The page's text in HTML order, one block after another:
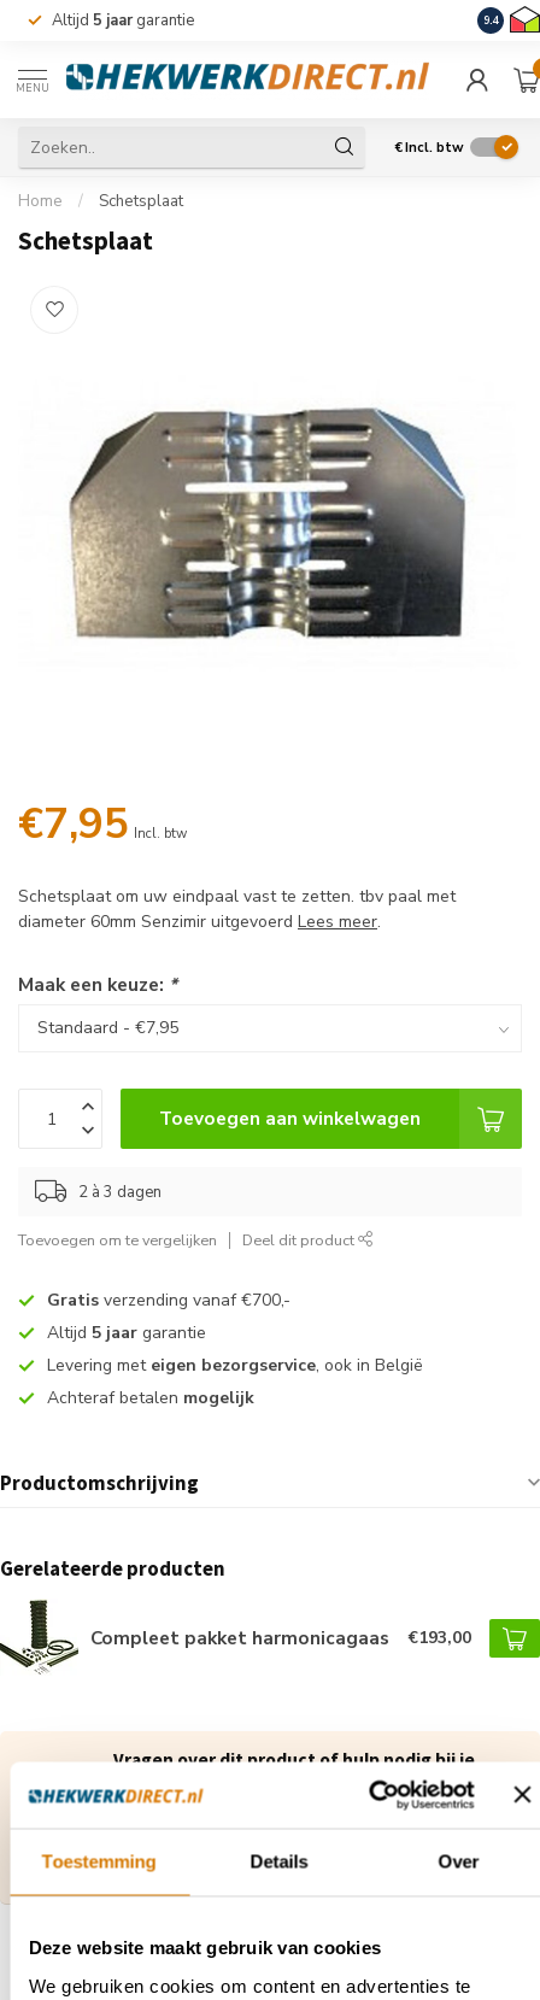
Toestemming Details Over
Deze website maakt gebruik van cookies
We gebruiken cookies om content en advertenties te
Altijd 5 jaargarantie 9.4
MENU
€Incl. btw
Home / Schetsplaat
Schetsplaat
€7,95 Incl. btw
Schetsplaat om uw eindpaal vast te zetten. tbv paal met
diameter 60mm Senzimir uitgevoerd Lees meer.
Maak een keuze: *
Toevoegen aan winkelwagen
2 à 3 dagen
Toevoegen om te vergelijken Deel dit product
Gratis verzending vanaf €700,-
Altijd 5 jaar garantie
Levering met eigen bezorgservice, ook in België
Achteraf betalen mogelijk
Productomschrijving
Gerelateerde producten
Compleet pakket harmonicagaas €193,00
Vragen over dit product of hulp nodig bij je
Neem contact op met onze klantenservice via
4087.
Wij zijn bereikbaar tussen 08:00 tot 16:00u.
Recent bekeken